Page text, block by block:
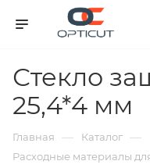
Стекло
25,4*4 мм
Главная — Каталог —
Расходные материалы